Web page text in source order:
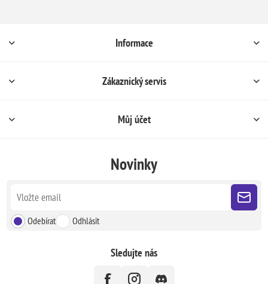
Informace
Zákaznický servis
Můj účet
Novinky
Odebírat Odhlásit
Sledujte nás